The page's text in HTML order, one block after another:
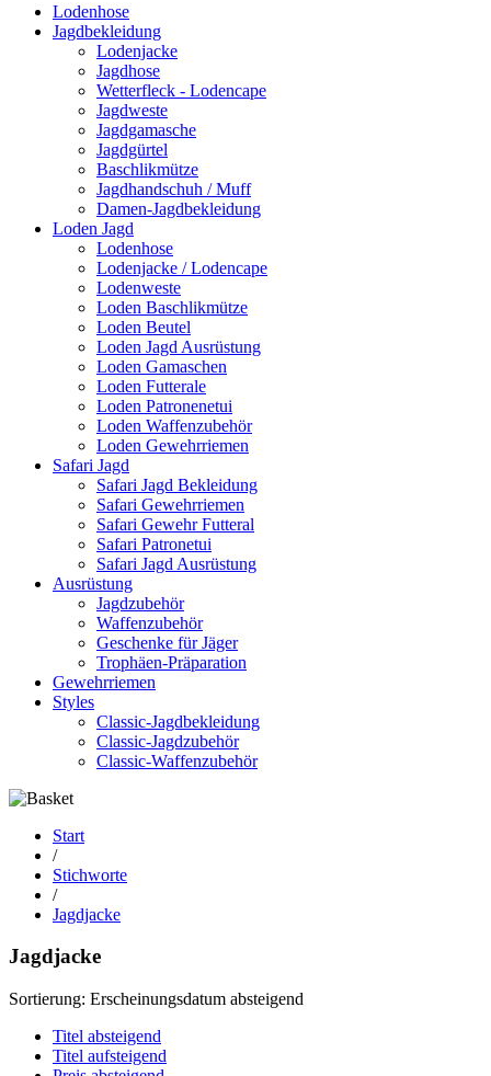
Lodenhose
Jagdbekleidung
Lodenjacke
Jagdhose
Wetterfleck - Lodencape
Jagdweste
Jagdgamasche
Jagdgürtel
Baschlikmütze
Jagdhandschuh / Muff
Damen-Jagdbekleidung
Loden Jagd
Lodenhose
Lodenjacke / Lodencape
Lodenweste
Loden Baschlikmütze
Loden Beutel
Loden Jagd Ausrüstung
Loden Gamaschen
Loden Futterale
Loden Patronenetui
Loden Waffenzubehör
Loden Gewehrriemen
Safari Jagd
Safari Jagd Bekleidung
Safari Gewehrriemen
Safari Gewehr Futteral
Safari Patronetui
Safari Jagd Ausrüstung
Ausrüstung
Jagdzubehör
Waffenzubehör
Geschenke für Jäger
Trophäen-Präparation
Gewehrriemen
Styles
Classic-Jagdbekleidung
Classic-Jagdzubehör
Classic-Waffenzubehör
Start
/
Stichworte
/
Jagdjacke
Jagdjacke
Sortierung: Erscheinungsdatum absteigend
Titel absteigend
Titel aufsteigend